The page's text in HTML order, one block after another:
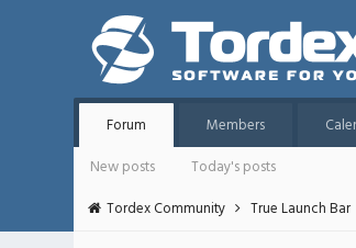
Forum Members
New posts
Today's posts
Tordex Community
True Launch Bar